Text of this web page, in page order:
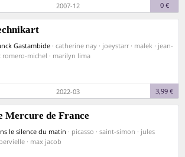
2007-12 0 €
Gastambide · catherine nay · joeystarr · malek · jean-
romero-michel · marilyn lima
2022-03 3,99 €
Mercure de France
le silence du matin · picasso · saint-simon · jules
· max jacob